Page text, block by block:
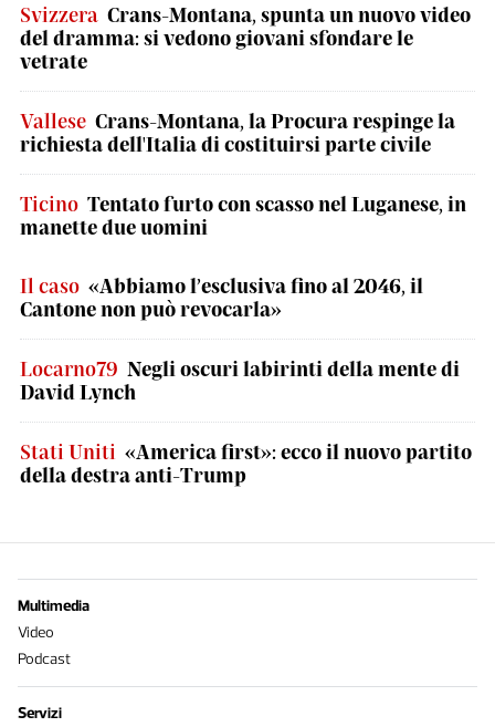
Svizzera Crans-Montana, spunta un nuovo video
del dramma: si vedono giovani sfondare le
vetrate
Vallese Crans-Montana, la Procura respinge la
richiesta dell'Italia di costituirsi parte civile
Ticino Tentato furto con scasso nel Luganese, in
manette due uomini
Il caso «Abbiamo l’esclusiva fino al 2046, il
Cantone non può revocarla»
Locarno79 Negli oscuri labirinti della mente di
David Lynch
Stati Uniti «America first»: ecco il nuovo partito
della destra anti-Trump
Multimedia
Video
Podcast
Servizi